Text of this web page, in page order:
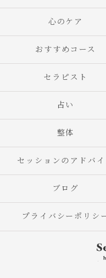
心のケア
おすすめコース
セラピスト
占い
整体
セッションのアドバイ
ブログ
プライバシーポリシ